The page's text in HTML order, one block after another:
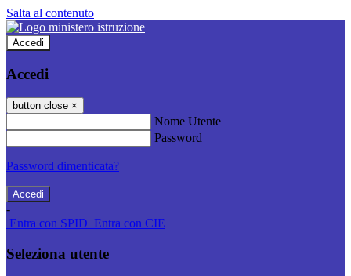
Salta al contenuto
Accedi
Accedi
button close ×
Nome Utente
Password
Password dimenticata?
-
Entra con SPID Entra con CIE
Seleziona utente